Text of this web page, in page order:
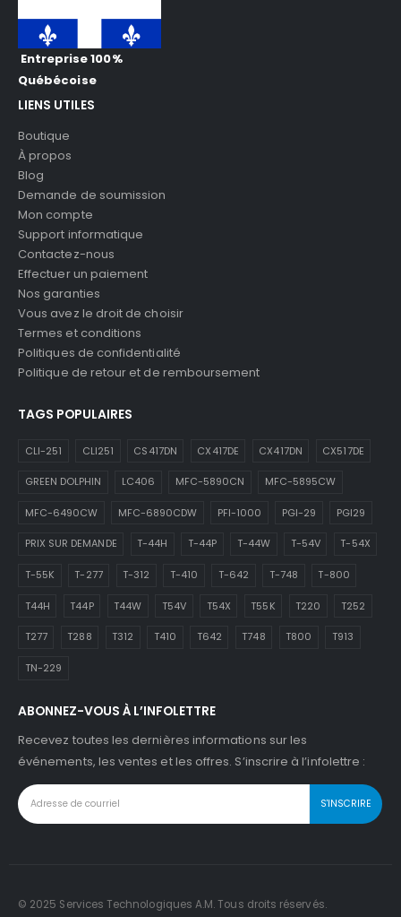
Entreprise 100%
Québécoise
LIENS UTILES
Boutique
À propos
Blog
Demande de soumission
Mon compte
Support informatique
Contactez-nous
Effectuer un paiement
Nos garanties
Vous avez le droit de choisir
Termes et conditions
Politiques de confidentialité
Politique de retour et de remboursement
TAGS POPULAIRES
CLI-251 CLI251 CS417DN CX417DE CX417DN CX517DE
GREEN DOLPHIN LC406 MFC-5890CN MFC-5895CW
MFC-6490CW MFC-6890CDW PFI-1000 PGI-29 PGI29
PRIX SUR DEMANDE T-44H T-44P T-44W T-54V T-54X
T-55K T-277 T-312 T-410 T-642 T-748 T-800
T44H T44P T44W T54V T54X T55K T220 T252
T277 T288 T312 T410 T642 T748 T800 T913
TN-229
ABONNEZ-VOUS À L’INFOLETTRE
Recevez toutes les dernières informations sur les
événements, les ventes et les offres. S’inscrire à l’infolettre :
© 2025 Services Technologiques A.M. Tous droits réservés.